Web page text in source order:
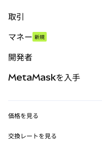
取引
パーペチュアル
RWA
マネー 新規
開発者
MetaMask Connect
MetaMaskを入手
価格を見る
イーサリアムの価格
交換レートを見る